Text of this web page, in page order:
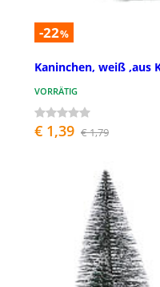
-22%
Kaninchen, weiß ,aus
VORRÄTIG
€ 1,39 € 1,79